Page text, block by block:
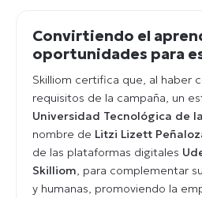
Convirtiendo el
oportunidades para
Skilliom certifica que, al haber
requisitos de la campaña, un
Universidad Tecnológica de
nombre de Litzi Lizett
de las plataformas digitales
Skilliom , para complementar
y humanas, promoviendo la